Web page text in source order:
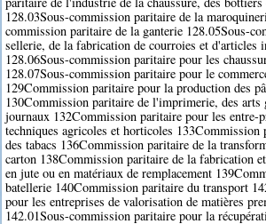
128.03Sous-commission paritaire de la
commission paritaire de la ganterie 128.05Sous-
sellerie, de la fabrication de courroies et d'articles
128.06Sous-commission paritaire pour les
128.07Sous-commission paritaire pour le
129Commission paritaire pour la production des
130Commission paritaire de l'imprimerie, des arts
journaux 132Commission paritaire pour les entre-
techniques agricoles et horticoles
des tabacs 136Commission paritaire de la
carton 138Commission paritaire de la fabrication
en jute ou en matériaux de remplacement
batellerie 140Commission paritaire du transport
pour les entreprises de valorisation de matières
142.01Sous-commission paritaire pour la